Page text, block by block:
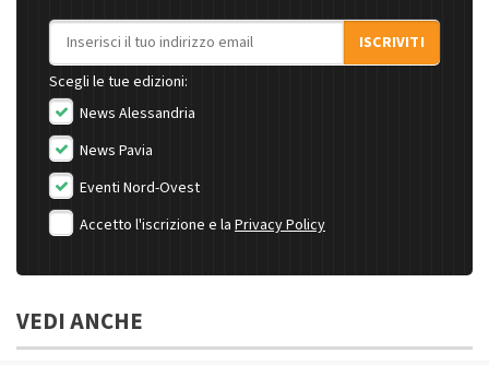
Indirizzo email
ISCRIVITI
Scegli le tue edizioni:
News Alessandria
News Pavia
Eventi Nord-Ovest
Accetto l'iscrizione e la Privacy Policy
VEDI ANCHE